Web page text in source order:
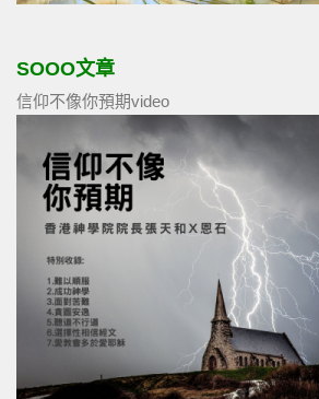
SOOO文章
信仰不像你預期video